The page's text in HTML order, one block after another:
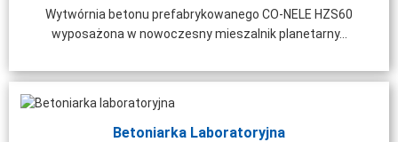
Wytwórnia betonu prefabrykowanego CO-NELE HZS60
wyposażona w nowoczesny mieszalnik planetarny...
Betoniarka Laboratoryjna